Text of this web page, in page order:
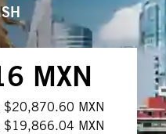
MXN
$20,870.60 MXN
$19,866.04 MXN